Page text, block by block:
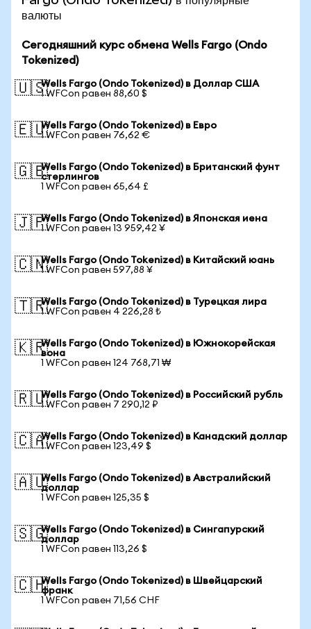
валюты
Сегодняшний курс обмена Wells Fargo (Ondo
Tokenized)
🇺🇸Wells Fargo (Ondo Tokenized) в Доллар США
1 WFCon равен 88,60 $
🇪🇺Wells Fargo (Ondo Tokenized) в Евро
1 WFCon равен 76,62 €
🇬🇧Wells Fargo (Ondo Tokenized) в Британский фунт
стерлингов
1 WFCon равен 65,64 £
🇯🇵Wells Fargo (Ondo Tokenized) в Японская иена
1 WFCon равен 13 959,42 ¥
🇨🇳Wells Fargo (Ondo Tokenized) в Китайский юань
1 WFCon равен 597,88 ¥
🇹🇷Wells Fargo (Ondo Tokenized) в Турецкая лира
1 WFCon равен 4 226,28 ₺
🇰🇷Wells Fargo (Ondo Tokenized) в Южнокорейская
вона
1 WFCon равен 124 768,71 ₩
🇷🇺Wells Fargo (Ondo Tokenized) в Российский рубль
1 WFCon равен 7 290,12 ₽
🇨🇦Wells Fargo (Ondo Tokenized) в Канадский доллар
1 WFCon равен 123,49 $
🇦🇺Wells Fargo (Ondo Tokenized) в Австралийский
доллар
1 WFCon равен 125,35 $
🇸🇬Wells Fargo (Ondo Tokenized) в Сингапурский
доллар
1 WFCon равен 113,26 $
🇨🇭Wells Fargo (Ondo Tokenized) в Швейцарский
франк
1 WFCon равен 71,56 CHF